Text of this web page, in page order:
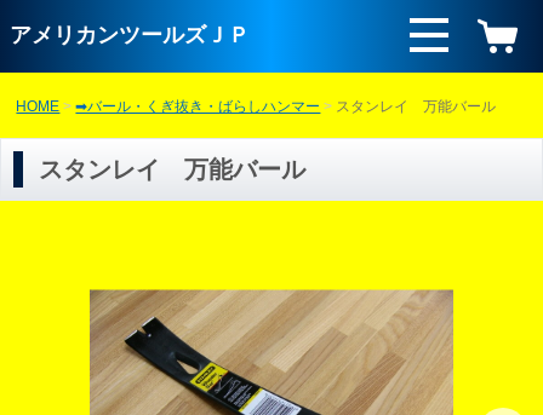
アメリカンツールズＪＰ
HOME ➡バール・くぎ抜き・ばらしハンマー スタンレイ 万能バール
スタンレイ 万能バール